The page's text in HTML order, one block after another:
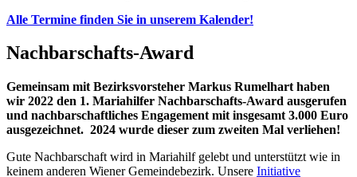
Alle Termine finden Sie in unserem Kalender!
Nachbarschafts-Award
Gemeinsam mit Bezirksvorsteher Markus Rumelhart haben
wir 2022 den 1. Mariahilfer Nachbarschafts-Award ausgerufen
und nachbarschaftliches Engagement mit insgesamt 3.000 Euro
ausgezeichnet. 2024 wurde dieser zum zweiten Mal verliehen!
Gute Nachbarschaft wird in Mariahilf gelebt und unterstützt wie in
keinem anderen Wiener Gemeindebezirk. Unsere Initiative